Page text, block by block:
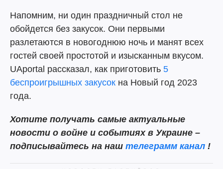
Напомним, ни один праздничный стол не
обойдется без закусок. Они первыми
разлетаются в новогоднюю ночь и манят всех
гостей своей простотой и изысканным вкусом.
UAportal рассказал, как приготовить 5
беспроигрышных закусок на Новый год 2023
года.
Хотите получать самые актуальные
новости о войне и событиях в Украине –
подписывайтесь на наш телеграмм канал !